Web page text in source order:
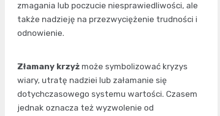
zmagania lub poczucie niesprawiedliwości, ale
także nadzieję na przezwyciężenie trudności i
odnowienie.
Złamany krzyż może symbolizować kryzys
wiary, utratę nadziei lub załamanie się
dotychczasowego systemu wartości. Czasem
jednak oznacza też wyzwolenie od